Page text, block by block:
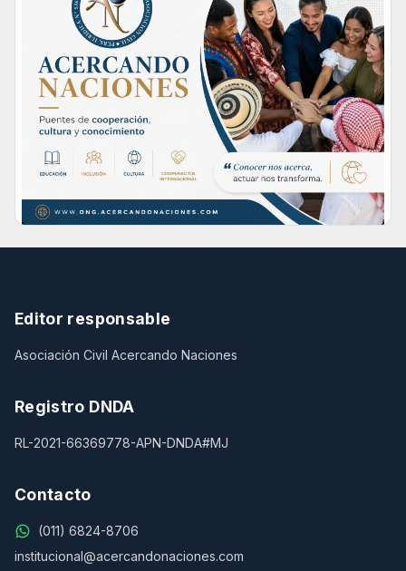
Editor responsable
Asociación Civil Acercando Naciones
Registro DNDA
RL-2021-66369778-APN-DNDA#MJ
Contacto
(011) 6824-8706
institucional@acercandonaciones.com